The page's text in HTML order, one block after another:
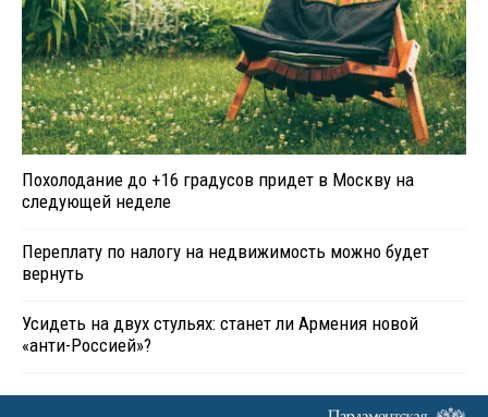
Похолодание до +16 градусов придет в Москву на
следующей неделе
Переплату по налогу на недвижимость можно будет
вернуть
Усидеть на двух стульях: станет ли Армения новой
«анти-Россией»?